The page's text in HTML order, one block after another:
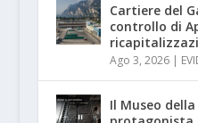
Cartiere del
controllo di
Ago 3, 2026|
Il Museo